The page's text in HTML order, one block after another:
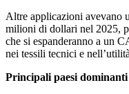
Altre applicazioni avevano
milioni di dollari nel 2025,
che si espanderanno a un
nei tessili tecnici e
Principali paesi